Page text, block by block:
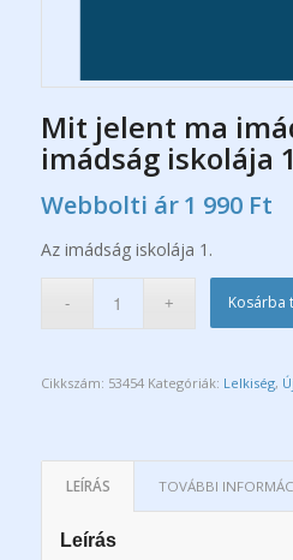
Mit jelent ma
imádság iskolája
Webbolti ár 1 990 Ft
Az imádság iskolája 1.
Kosárba
Cikkszám: 53454 Kategóriák: Lelkiség,
LEÍRÁS TOVÁBBI
Leírás